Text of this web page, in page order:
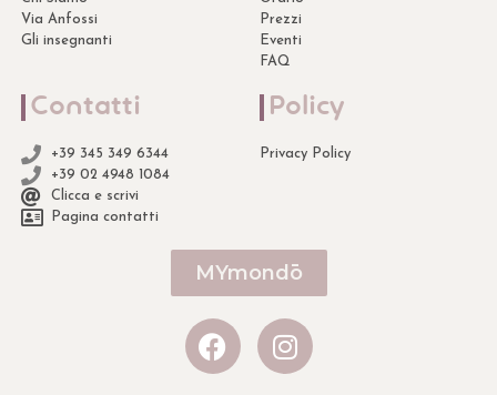
Via Anfossi
Gli insegnanti
Prezzi
Eventi
FAQ
Contatti
+39 345 349 6344
+39 02 4948 1084
Clicca e scrivi
Pagina contatti
Policy
Privacy Policy
MYmondō